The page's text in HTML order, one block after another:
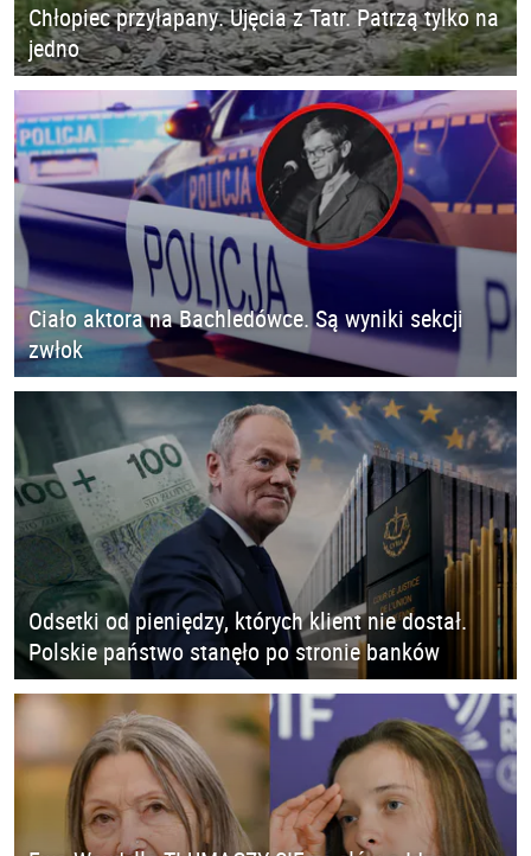
Chłopiec przyłapany. Ujęcia z Tatr. Patrzą tylko na
jedno
Ciało aktora na Bachledówce. Są wyniki sekcji
zwłok
Odsetki od pieniędzy, których klient nie dostał.
Polskie państwo stanęło po stronie banków